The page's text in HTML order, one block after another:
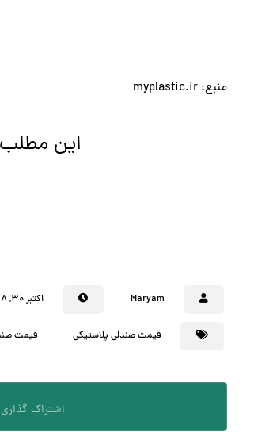
منبع: myplastic.ir
این
Maryam اکتبر ۳۰, ۲۰۱۸
قیمت صندلی پلاستیکی قیمت